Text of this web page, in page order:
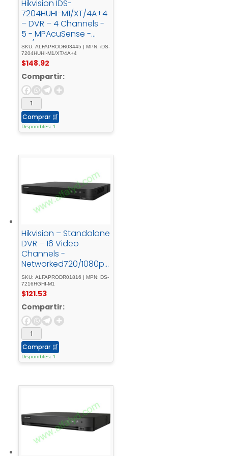
Hikvision IDS-
7204HUHI-M1/XT/4A+4
– DVR – 4 Channels -
5 - MPAcuSense -
4E/4S - Alarma
SKU: ALFAPRODR03445 | MPN: iDS-
7204HUHI-M1/XT/4A+4
$148.92
Compartir:
Comprar 🛒
Disponibles: 1
Hikvision – Standalone
DVR – 16 Video
Channels -
Networked720/1080p
- Lite
SKU: ALFAPRODR01816 | MPN: DS-
7216HGHI-M1
$121.53
Compartir:
Comprar 🛒
Disponibles: 1